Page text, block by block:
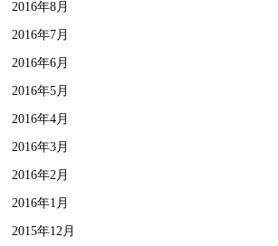
2016年8月
2016年7月
2016年6月
2016年5月
2016年4月
2016年3月
2016年2月
2016年1月
2015年12月